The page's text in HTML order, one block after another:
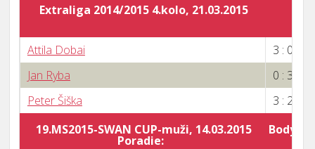
Extraliga 2014/2015 4.kolo, 21.03.2015
Attila Dobai
3 : 0
Jan Ryba
0 : 3
Peter Šiška
3 : 2
19.MS2015-SWAN CUP-muži, 14.03.2015
Poradie:
Body